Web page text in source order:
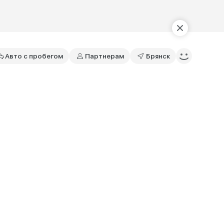
Авто с пробегом Партнерам Брянск